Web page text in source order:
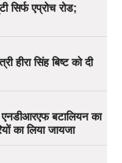
सिर्फ एप्रोच रोड;
हीरा सिंह बिष्ट को दी
एनडीआरएफ बटालियन का
का लिया जायजा